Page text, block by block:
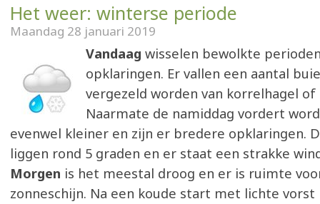
Het weer: winterse periode
Maandag 28 januari 2019
Vandaag wisselen bewolkte
opklaringen. Er vallen een aantal
vergezeld worden van korrelhagel of
Naarmate de namiddag vordert
evenwel kleiner en zijn er bredere opklaringen.
liggen rond 5 graden en er staat een strakke
Morgen is het meestal droog en er is ruimte
zonneschijn. Na een koude start met lichte